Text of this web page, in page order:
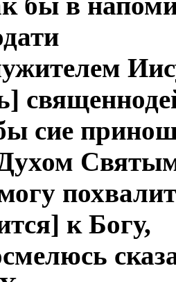
сие
к Богу,